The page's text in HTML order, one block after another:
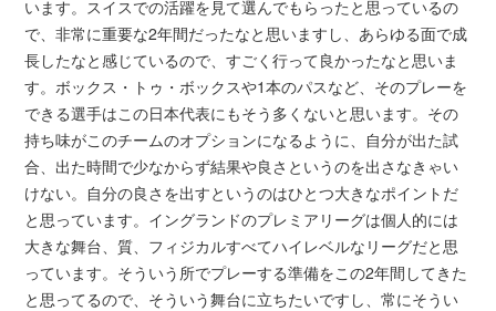
います。スイスでの活躍を見て選んでもらったと思っているの
で、非常に重要な2年間だったなと思いますし、あらゆる面で成
長したなと感じているので、すごく行って良かったなと思いま
す。ボックス・トゥ・ボックスや1本のパスなど、そのプレーを
できる選手はこの日本代表にもそう多くないと思います。その
持ち味がこのチームのオプションになるように、自分が出た試
合、出た時間で少なからず結果や良さというのを出さなきゃい
けない。自分の良さを出すというのはひとつ大きなポイントだ
と思っています。イングランドのプレミアリーグは個人的には
大きな舞台、質、フィジカルすべてハイレベルなリーグだと思
っています。そういう所でプレーする準備をこの2年間してきた
と思ってるので、そういう舞台に立ちたいですし、常にそうい